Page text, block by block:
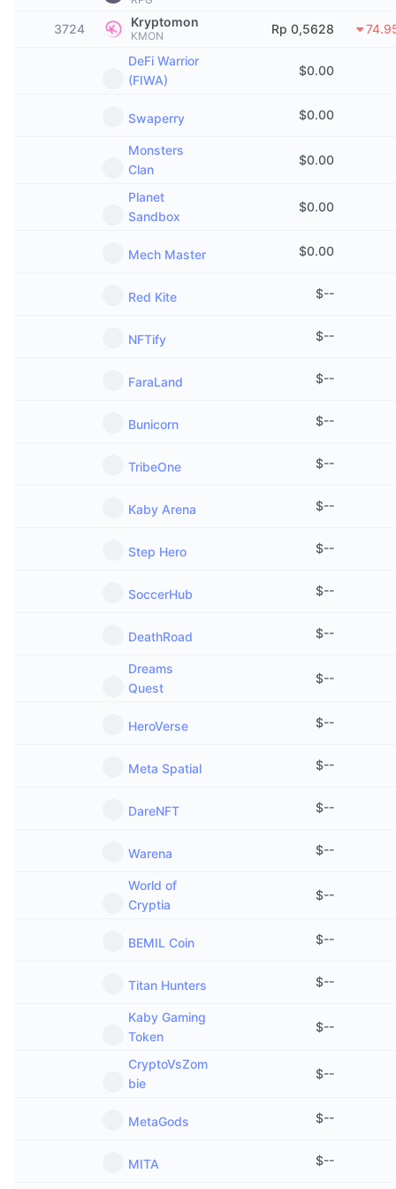
Sedang Tren
ETF Kripto
ETF Bitcoin
Tingkat Pendanaan
CMC MCP
Belajar
Hadiah Berlian
Belajar & Dapatkan
3724 Kryptomon
KMON Rp 0,5628
DeFi Warrior
(FIWA)
$0.00
Swaperry $0.00
Monsters
Clan
$0.00
Planet
Sandbox
$0.00
Mech Master $0.00
Red Kite $--
NFTify $--
FaraLand $--
Bunicorn $--
TribeOne $--
Kaby Arena $--
Step Hero $--
SoccerHub $--
DeathRoad $--
Dreams
Quest
$--
HeroVerse $--
Meta Spatial $--
DareNFT $--
Warena $--
World of
Cryptia
$--
BEMIL Coin $--
Titan Hunters $--
Kaby Gaming
Token
$--
CryptoVsZom
bie
$--
MetaGods $--
MITA $--